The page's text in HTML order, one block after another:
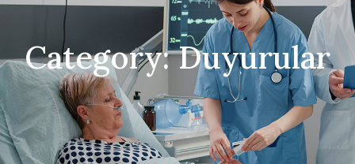
Category: Duyurular